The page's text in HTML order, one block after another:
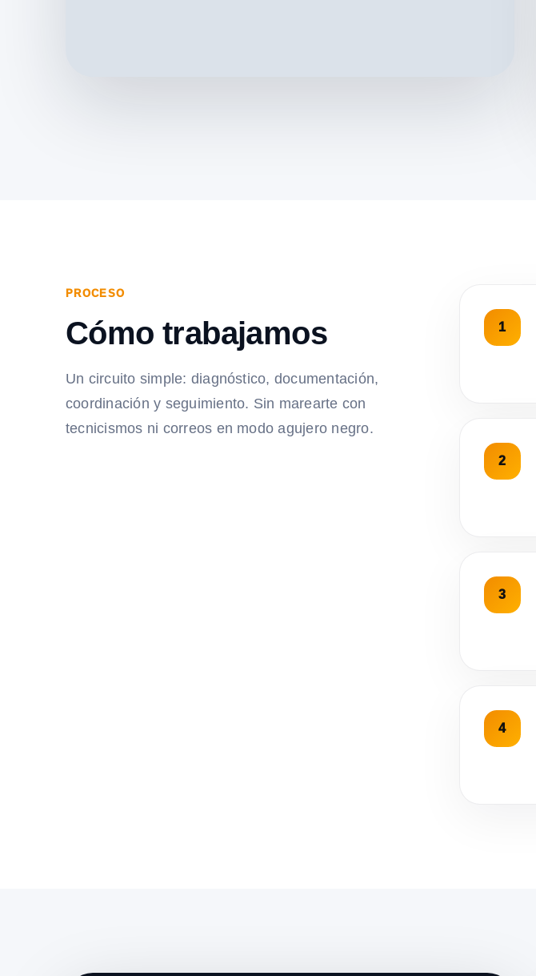
PROCESO
Cómo trabajamos
Un circuito simple: diagnóstico, documentación,
coordinación y seguimiento. Sin marearte con
tecnicismos ni correos en modo agujero negro.